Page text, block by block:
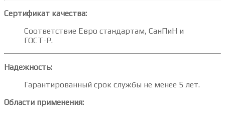
Сертификат качества:
Соответствие Евро стандартам, СанПиН и
ГОСТ-Р.
Надежность:
Гарантированный срок службы не менее 5 лет.
Области применения: